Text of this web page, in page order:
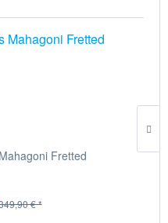
Fretted
€ *